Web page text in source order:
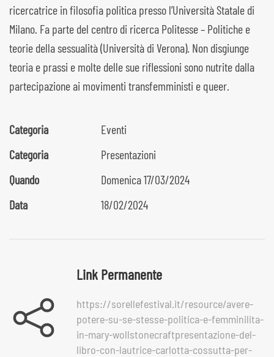
ricercatrice in filosofia politica presso l’Università Statale di
Milano. Fa parte del centro di ricerca Politesse – Politiche e
teorie della sessualità (Università di Verona). Non disgiunge
teoria e prassi e molte delle sue riflessioni sono nutrite dalla
partecipazione ai movimenti transfemministi e queer.
Categoria
Eventi
Categoria
Presentazioni
Quando
Domenica 17/03/2024
Data
18/02/2024
Link Permanente
https://sorellefestival.it/resource/avere-
potere-su-se-stesse-politica-e-femminilita-
in-mary-wollstonecraftpresentazione-del-
libro-con-lautrice-carlotta-cossutta-per-